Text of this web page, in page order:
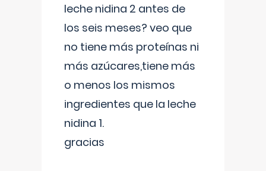
leche nidina 2 antes de
los seis meses? veo que
no tiene más proteínas ni
más azúcares,tiene más
o menos los mismos
ingredientes que la leche
nidina 1.
gracias